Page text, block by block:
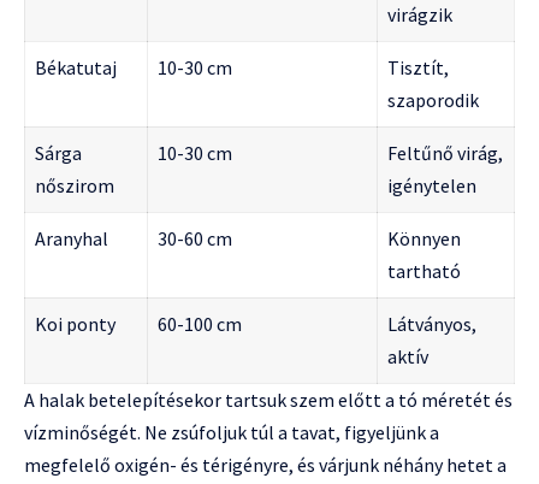
virágzik
Békatutaj 10-30 cm
Tisztít,
szaporodik
Sárga
nőszirom
10-30 cm
Feltűnő virág,
igénytelen
Aranyhal 30-60 cm
Könnyen
tartható
Koi ponty 60-100 cm
Látványos,
aktív
A halak betelepítésekor tartsuk szem előtt a tó méretét és
vízminőségét. Ne zsúfoljuk túl a tavat, figyeljünk a
megfelelő oxigén- és térigényre, és várjunk néhány hetet a